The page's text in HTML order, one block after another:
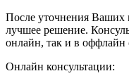
После уточнения Ваших
лучшее решение.
онлайн, так и в оффлайн
Онлайн консультации: